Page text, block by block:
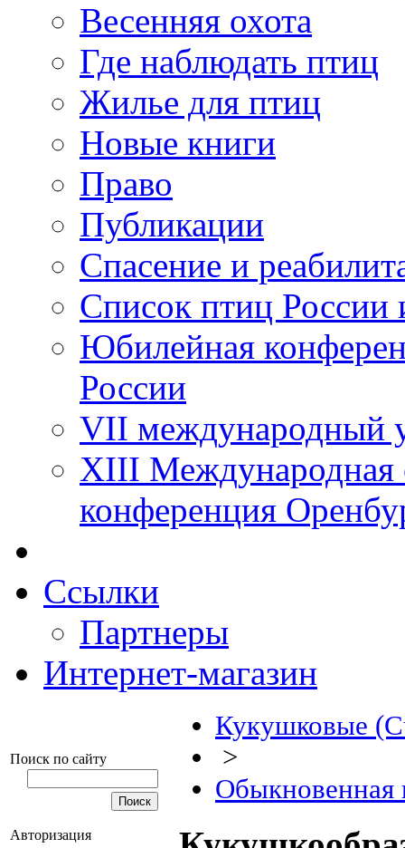
Весенняя охота
Где наблюдать птиц
Жилье для птиц
Новые книги
Право
Публикации
Спасение и
Список птиц России
Юбилейная
России
VII международный
XIII Международная
конференция
Ссылки
Партнеры
Интернет-магазин
Поиск по сайту
Авторизация
Кукушковые
>
Обыкновенная